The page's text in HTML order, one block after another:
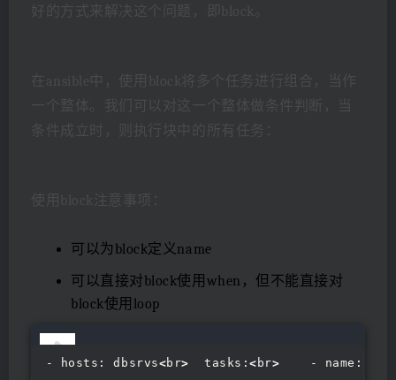
好的方式来解决这个问题，即block。
在ansible中，使用block将多个任务进行组合，当作
一个整体。我们可以对这一个整体做条件判断，当
条件成立时，则执行块中的所有任务：
使用block注意事项：
可以为block定义name
可以直接对block使用when，但不能直接对
block使用loop
- hosts: dbsrvs<br>
  tasks:
< br>
    - name: